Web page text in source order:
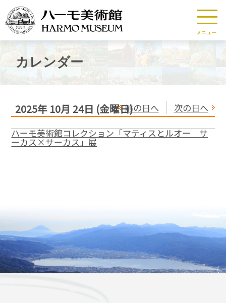
メニュー
カレンダー
2025年 10月 24日 (金曜日)
前の日へ 次の日へ
ハーモ美術館コレクション「マティスとルオー サ
ーカス×サーカス」展